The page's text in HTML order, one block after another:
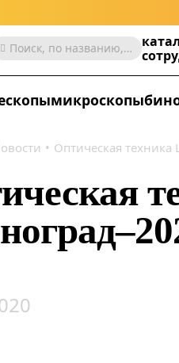
Поиск, по названию, артикулу, категории и др.
микроскопы
Оптическая техника